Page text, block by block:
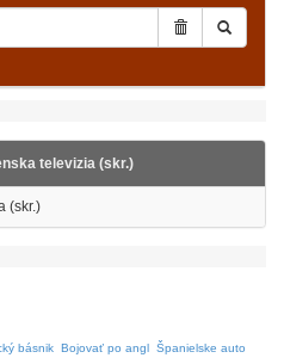
televizia (skr.)
(skr.)
básnik Bojovať po angl Španielske auto